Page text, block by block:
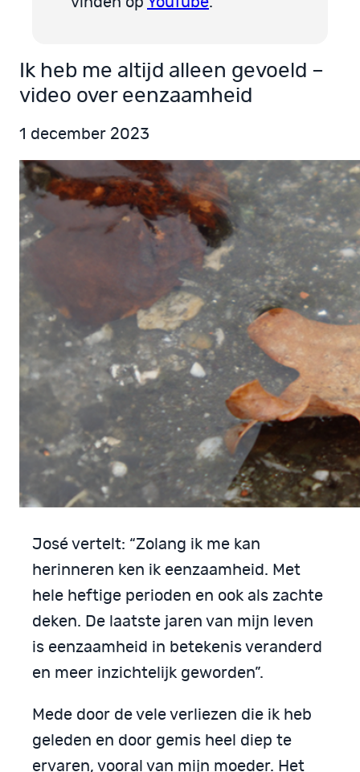
Ik heb me altijd alleen gevoeld –
video over eenzaamheid
1 december 2023
José vertelt: “Zolang ik me kan
herinneren ken ik eenzaamheid. Met
hele heftige perioden en ook als zachte
deken. De laatste jaren van mijn leven
is eenzaamheid in betekenis veranderd
en meer inzichtelijk geworden”.
Mede door de vele verliezen die ik heb
geleden en door gemis heel diep te
ervaren, vooral van mijn moeder. Het